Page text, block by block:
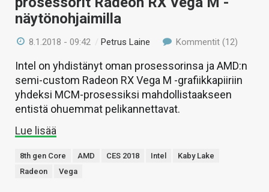
näytönohjaimilla
8.1.2018 - 09:42 /Petrus Laine Kommentit (12)
Intel on yhdistänyt oman prosessorinsa ja AMD:n
semi-custom Radeon RX Vega M -grafiikkapiiriin
yhdeksi MCM-prosessiksi mahdollistaakseen
entistä ohuemmat pelikannettavat.
Lue lisää
8th gen Core AMD CES 2018 Intel
Kaby Lake
Radeon
Vega